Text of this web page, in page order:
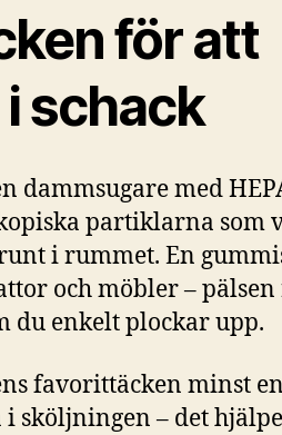
för att
schack
dammsugare med
partiklarna som
i rummet. En
och möbler –
du enkelt plockar upp.
favorittäcken minst
sköljningen – det